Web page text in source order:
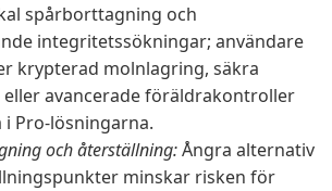
spårborttagning och
integritetssökningar; användare
krypterad molnlagring, säkra
eller avancerade föräldrakontroller
i Pro-lösningarna.
och återställning:Ångra alternativ
minskar risken för